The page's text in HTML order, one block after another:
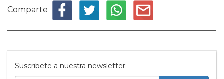
Comparte
Suscribete a nuestra newsletter: